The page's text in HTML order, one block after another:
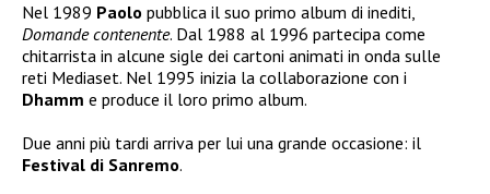
Nel 1989 Paolo pubblica il suo primo album di inediti,
Domande contenente. Dal 1988 al 1996 partecipa come
chitarrista in alcune sigle dei cartoni animati in onda sulle
reti Mediaset. Nel 1995 inizia la collaborazione con i
Dhamm e produce il loro primo album.
Due anni più tardi arriva per lui una grande occasione: il
Festival di Sanremo.